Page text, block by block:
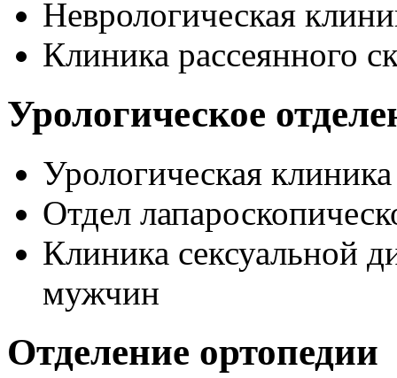
Неврологическая
Клиника рассеянного
Урологическое
Урологическая клиника
Отдел
Клиника сексуальной
мужчин
Отделение ортопедии